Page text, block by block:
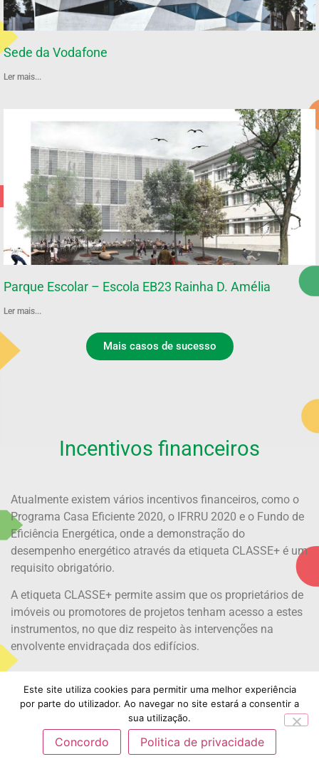
Sede da Vodafone
Ler mais...
Parque Escolar – Escola EB23 Rainha D. Amélia
Ler mais...
Mais casos de sucesso
Incentivos financeiros
Atualmente existem vários incentivos financeiros, como o
Programa Casa Eficiente 2020, o IFRRU 2020 e o Fundo de
Eficiência Energética, onde a demonstração do
desempenho energético através da etiqueta CLASSE+ é um
requisito obrigatório.
A etiqueta CLASSE+ permite assim que os proprietários de
imóveis ou promotores de projetos tenham acesso a estes
instrumentos, no que diz respeito às intervenções na
envolvente envidraçada dos edifícios.
Este site utiliza cookies para permitir uma melhor experiência
por parte do utilizador. Ao navegar no site estará a consentir a
sua utilização.
Concordo Politica de privacidade